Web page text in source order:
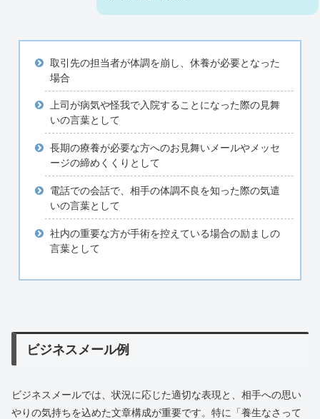
取引先の担当者が体調を崩し、休養が必要となった
場合
上司が病気や怪我で入院することになった際の見舞
いの言葉として
長期の療養が必要な方へのお見舞いメールやメッセ
ージの締めくくりとして
電話での会話で、相手の体調不良を知った際の気遣
いの言葉として
社内の重要な方が手術を控えている場合の励ましの
言葉として
ビジネスメール例
ビジネスメールでは、状況に応じた適切な表現と、相手への思い
やりの気持ちを込めた文章構成が重要です。特に「養生なさって